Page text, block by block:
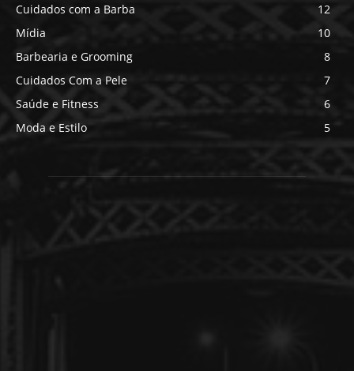
Cuidados com a Barba
12
Mídia
10
Barbearia e Grooming
8
Cuidados Com a Pele
7
Saúde e Fitness
6
Moda e Estilo
5